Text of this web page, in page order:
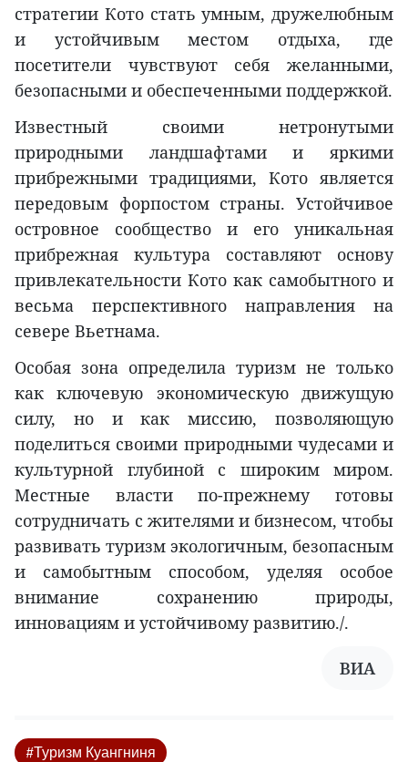
стратегии Кото стать умным, дружелюбным
и устойчивым местом отдыха, где
посетители чувствуют себя желанными,
безопасными и обеспеченными поддержкой.
Известный своими нетронутыми
природными ландшафтами и яркими
прибрежными традициями, Кото является
передовым форпостом страны. Устойчивое
островное сообщество и его уникальная
прибрежная культура составляют основу
привлекательности Кото как самобытного и
весьма перспективного направления на
севере Вьетнама.
Особая зона определила туризм не только
как ключевую экономическую движущую
силу, но и как миссию, позволяющую
поделиться своими природными чудесами и
культурной глубиной с широким миром.
Местные власти по-прежнему готовы
сотрудничать с жителями и бизнесом, чтобы
развивать туризм экологичным, безопасным
и самобытным способом, уделяя особое
внимание сохранению природы,
инновациям и устойчивому развитию./.
ВИА
#Туризм Куангниня